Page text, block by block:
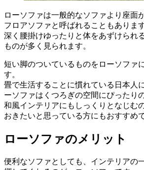
ローソファは一般的なソファより座面
フロアソファと呼ばれることもあります
深く腰掛けゆったりと体をあずけられ
ものが多く見られます。
短い脚のついているものをローソファ
す。
畳で生活することに慣れている日本人
ーソファはくつろぎの空間にぴったり
和風インテリアにもしっくりとなじむ
おきたいと思っている方にもおすすめで
ローソファのメリット
便利なソファとしても、インテリアの